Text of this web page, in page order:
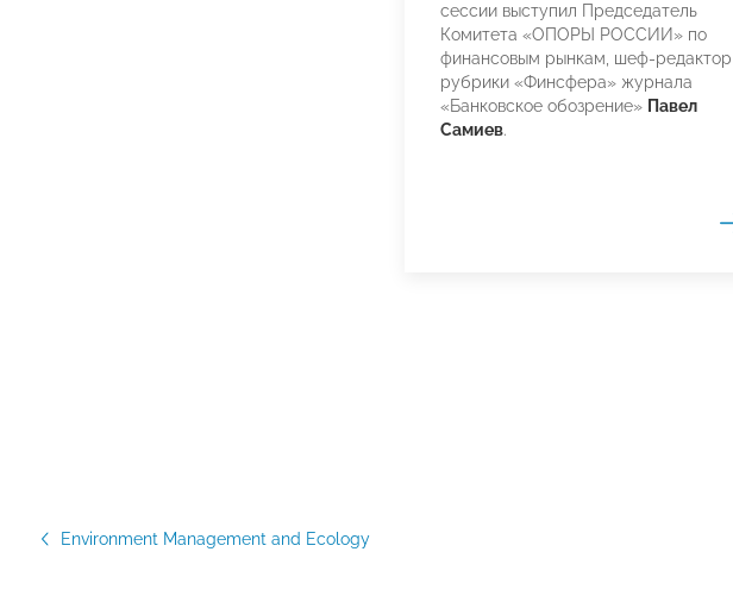
сессии выступил Председатель
Комитета «ОПОРЫ РОССИИ» по
финансовым рынкам, шеф-редактор
рубрики «Финсфера» журнала
«Банковское обозрение» Павел
Самиев.
Environment Management and Ecology